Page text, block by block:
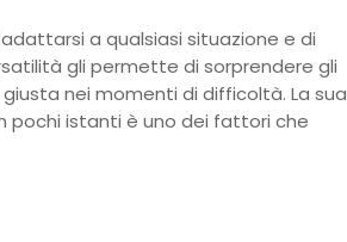
a qualsiasi situazione e di
gli permette di sorprendere gli
nei momenti di difficoltà. La sua
pochi istanti è uno dei fattori che